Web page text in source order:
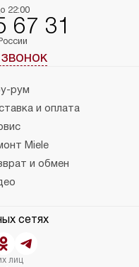
22:00
67 31
рум
и оплата
Miele
и обмен
сетях
лиц